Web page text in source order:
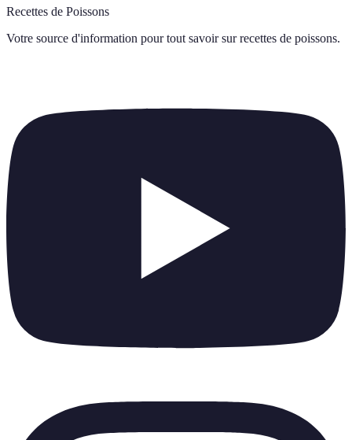
Recettes de Poissons
Votre source d'information pour tout savoir sur recettes de poissons.